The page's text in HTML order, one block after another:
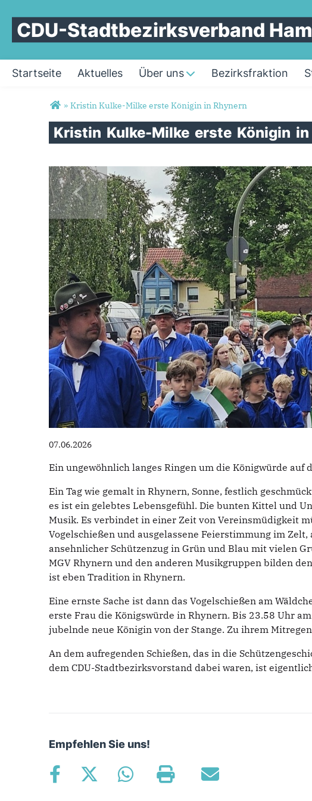
CDU-Stadtbezirksverband
Startseite Aktuelles Über uns Bezirksfraktion
Sie sind hier
» Kristin Kulke-Milke erste Königin in Rhynern
Kristin Kulke-Milke erste Königin in
07.06.2026
Ein ungewöhnlich langes Ringen um die Königwürde auf
Ein Tag wie gemalt in Rhynern, Sonne, festlich
es ist ein gelebtes Lebensgefühl. Die bunten Kittel und
Musik. Es verbindet in einer Zeit von Vereinsmüdigkeit
Vogelschießen und ausgelassene Feierstimmung im
ansehnlicher Schützenzug in Grün und Blau mit vielen
MGV Rhynern und den anderen Musikgruppen bilden
ist eben Tradition in Rhynern.
Eine ernste Sache ist dann das Vogelschießen am
erste Frau die Königswürde in Rhynern. Bis 23.58 Uhr
jubelnde neue Königin von der Stange. Zu ihrem
An dem aufregenden Schießen, das in die
dem CDU-Stadtbezirksvorstand dabei waren, ist
Empfehlen Sie uns!